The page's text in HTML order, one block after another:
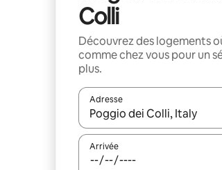
Colli
Découvrez des logements
comme chez vous pour un
plus.
Adresse
Lorsque les résultats
Arrivée